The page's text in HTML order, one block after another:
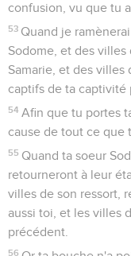
confusion, vu que tu
53 Quand je
Sodome, et des villes
Samarie, et des villes
captifs de ta captivité
54 Afin que tu portes
cause de tout ce que
55 Quand ta soeur
retourneront à leur
villes de son ressort,
aussi toi, et les villes
précédent.
56